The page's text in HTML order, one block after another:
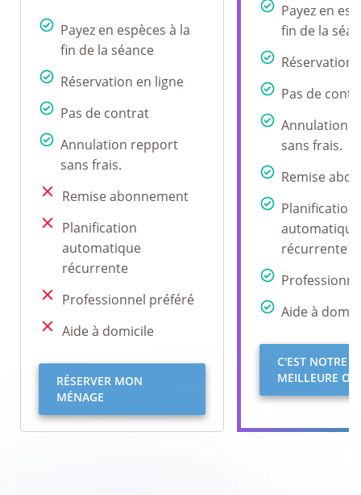
Payez en
fin de la
Réservation
Pas de
Annulation
sans frais.
Remise
Planification
automatique
récurrente
Aide à
C'EST NOTRE
MEILLEURE
Payez en espèces à la
fin de la séance
Réservation en ligne
Pas de contrat
Annulation repport
sans frais.
Remise abonnement
Planification
automatique
récurrente
Professionnel préféré
Aide à domicile
RÉSERVER MON
MÉNAGE